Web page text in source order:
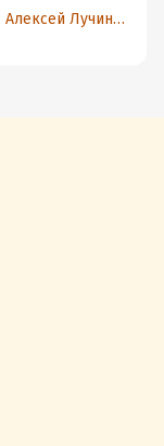
лекций
Алексей Лучинин